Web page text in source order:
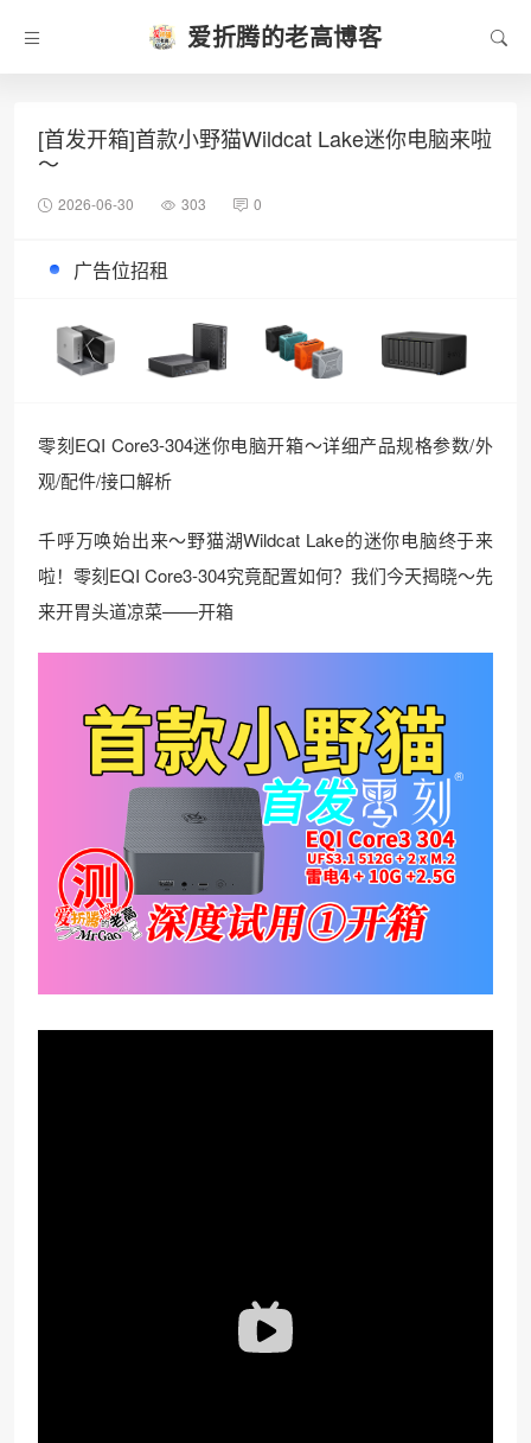
爱折腾的老高博客
[首发开箱]首款小野猫Wildcat Lake迷你电脑来啦
～
2026-06-30 303 0
广告位招租
零刻EQI Core3-304迷你电脑开箱～详细产品规格参数/外
观/配件/接口解析
千呼万唤始出来～野猫湖Wildcat Lake的迷你电脑终于来
啦！零刻EQI Core3-304究竟配置如何？我们今天揭晓～先
来开胃头道凉菜——开箱